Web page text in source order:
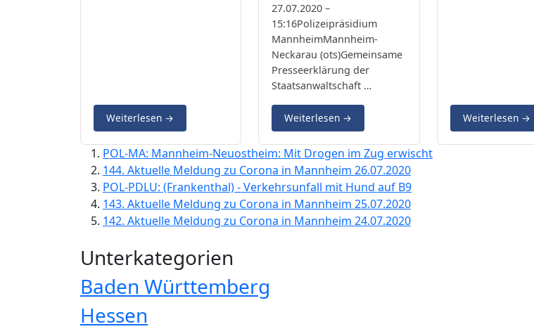
Weiterlesen →
27.07.2020 –
15:16Polizeipräsidium
MannheimMannheim-
Neckarau (ots)Gemeinsame
Presseerklärung der
Staatsanwaltschaft …
Weiterlesen → Weiterlesen →
POL-MA: Mannheim-Neuostheim: Mit Drogen im Zug erwischt
144. Aktuelle Meldung zu Corona in Mannheim 26.07.2020
POL-PDLU: (Frankenthal) - Verkehrsunfall mit Hund auf B9
143. Aktuelle Meldung zu Corona in Mannheim 25.07.2020
142. Aktuelle Meldung zu Corona in Mannheim 24.07.2020
Unterkategorien
Baden Württemberg
Hessen